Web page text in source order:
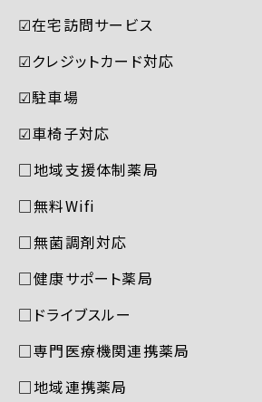
☑︎在宅訪問サービス
☑︎クレジットカード対応
☑︎駐車場
☑︎車椅子対応
□地域支援体制薬局
□無料Wifi
□無菌調剤対応
□健康サポート薬局
□ドライブスルー
□専門医療機関連携薬局
□地域連携薬局